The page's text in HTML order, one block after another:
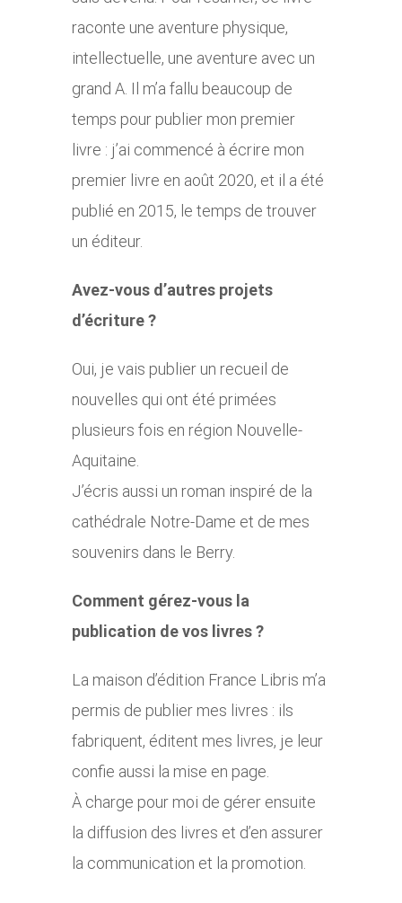
raconte une aventure physique,
intellectuelle, une aventure avec un
grand A. Il m’a fallu beaucoup de
temps pour publier mon premier
livre : j’ai commencé à écrire mon
premier livre en août 2020, et il a été
publié en 2015, le temps de trouver
un éditeur.
Avez-vous d’autres projets
d’écriture ?
Oui, je vais publier un recueil de
nouvelles qui ont été primées
plusieurs fois en région Nouvelle-
Aquitaine.
J’écris aussi un roman inspiré de la
cathédrale Notre-Dame et de mes
souvenirs dans le Berry.
Comment gérez-vous la
publication de vos livres ?
La maison d’édition France Libris m’a
permis de publier mes livres : ils
fabriquent, éditent mes livres, je leur
confie aussi la mise en page.
À charge pour moi de gérer ensuite
la diffusion des livres et d’en assurer
la communication et la promotion.